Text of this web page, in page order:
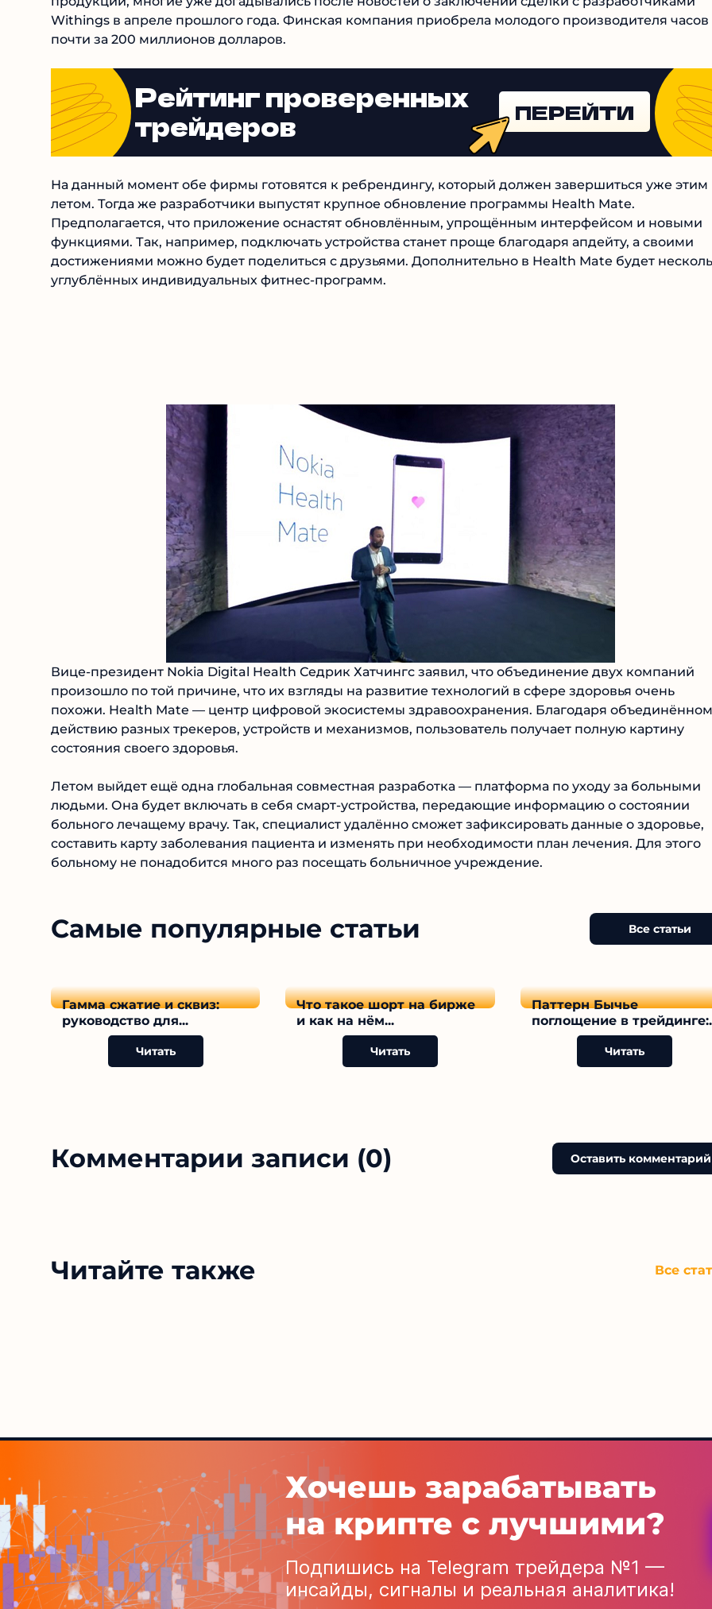
Withings в апреле прошлого года. Финская компания приобрела молодого производителя часов
почти за 200 миллионов долларов.
Рейтинг проверенных
трейдеров
ПЕРЕЙТИ
На данный момент обе фирмы готовятся к ребрендингу, который должен завершиться уже этим
летом. Тогда же разработчики выпустят крупное обновление программы Health Mate.
Предполагается, что приложение оснастят обновлённым, упрощённым интерфейсом и новыми
функциями. Так, например, подключать устройства станет проще благодаря апдейту, а своими
достижениями можно будет поделиться с друзьями. Дополнительно в Health Mate будет
углублённых индивидуальных фитнес-программ.
Вице-президент Nokia Digital Health Седрик Хатчингс заявил, что объединение двух компаний
произошло по той причине, что их взгляды на развитие технологий в сфере здоровья очень
похожи. Health Mate — центр цифровой экосистемы здравоохранения. Благодаря
действию разных трекеров, устройств и механизмов, пользователь получает полную картину
состояния своего здоровья.
Летом выйдет ещё одна глобальная совместная разработка — платформа по уходу за больными
людьми. Она будет включать в себя смарт-устройства, передающие информацию о состоянии
больного лечащему врачу. Так, специалист удалённо сможет зафиксировать данные о здоровье,
составить карту заболевания пациента и изменять при необходимости план лечения. Для этого
больному не понадобится много раз посещать больничное учреждение.
Самые популярные статьи Все статьи
Гамма сжатие и сквиз:
руководство для...
Читать
Что такое шорт на бирже
и как на нём...
Читать
Паттерн Бычье
поглощение в
Читать
Комментарии записи (0) Оставить комментарий
Читайте также Все
Рейтинг капперов
© 2013-2025 Tehnoobzor – обзоры новой техники и электроники, новости высоких технологий всего мира, а также
Технообзор обязательная!
Хочешь зарабатывать
на крипте с лучшими?
Подпишись на Telegram трейдера №1 —
инсайды, сигналы и реальная аналитика!